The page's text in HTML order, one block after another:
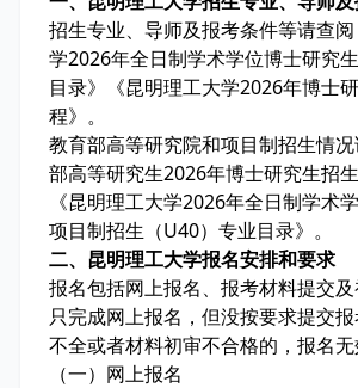
招生专业、导师及报考条件等请查
学2026年全日制学术学位博士研究
目录》《昆明理工大学2026年博士
程》。
教育部高等研究院和项目制招生情
部高等研究生2026年博士研究生招生
《昆明理工大学2026年全日制学术
项目制招生（U40）专业目录》。
二、昆明理工大学报名安排和要求
报名包括网上报名、报考材料提交及
只完成网上报名，但没按要求提交
不全或者材料初审不合格的，报名无
（一）网上报名